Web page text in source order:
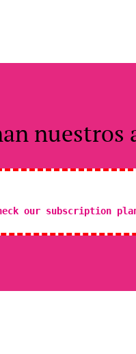
nuestros
our subscription